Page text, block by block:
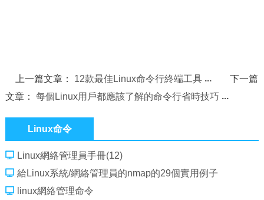
上一篇文章： 12款最佳Linux命令行終端工具
下一篇
文章： 每個Linux用戶都應該了解的命令行省時技巧
Linux命令
Linux網絡管理員手冊(12)
給Linux系統/網絡管理員的nmap的29個實用例子
linux網絡管理命令